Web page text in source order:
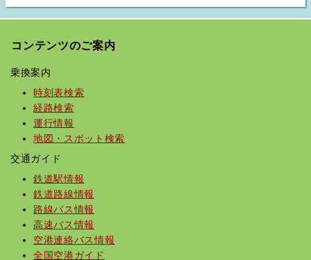
コンテンツのご案内
乗換案内
時刻表検索
経路検索
運行情報
地図・スポット検索
交通ガイド
鉄道駅情報
鉄道路線情報
路線バス情報
高速バス情報
空港連絡バス情報
全国空港ガイド